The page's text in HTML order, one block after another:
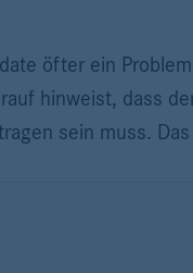
öfter ein
hinweist, dass
sein muss.